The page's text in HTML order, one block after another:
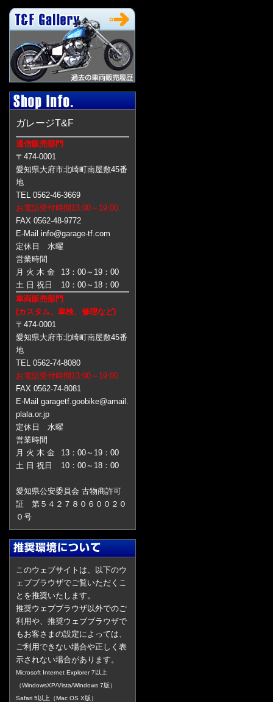
ガレージT&F
通信販売部門
〒474-0001
愛知県大府市北崎町南屋敷45番
地
TEL 0562-46-3669
お電話受付時間13:00～19:00
FAX 0562-48-9772
E-Mail info@garage-tf.com
定休日 水曜
営業時間
月 火 木 金
13：00～19：00
土 日 祝日
10：00～18：00
車両販売部門
(カスタム、車検、修理など)
〒474-0001
愛知県大府市北崎町南屋敷45番
地
TEL 0562-74-8080
お電話受付時間13:00～19:00
FAX 0562-74-8081
E-Mail garagetf.goobike@amail.
plala.or.jp
定休日 水曜
営業時間
月 火 木 金
13：00～19：00
土 日 祝日
10：00～18：00
愛知県公安委員会 古物商許可
証 第５４２７８０６００２０
０号
このウェブサイトは、以下のウ
ェブブラウザでご覧いただくこ
とを推奨いたします。
推奨ウェブブラウザ以外でのご
利用や、推奨ウェブブラウザで
もお客さまの設定によっては、
ご利用できない場合や正しく表
示されない場合があります。
Microsoft Internet Explorer 7以上
（WindowsXP/Vista/Windows 7版）
Safari 5以上（Mac OS X版）